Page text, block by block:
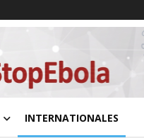
INTERNATIONALES